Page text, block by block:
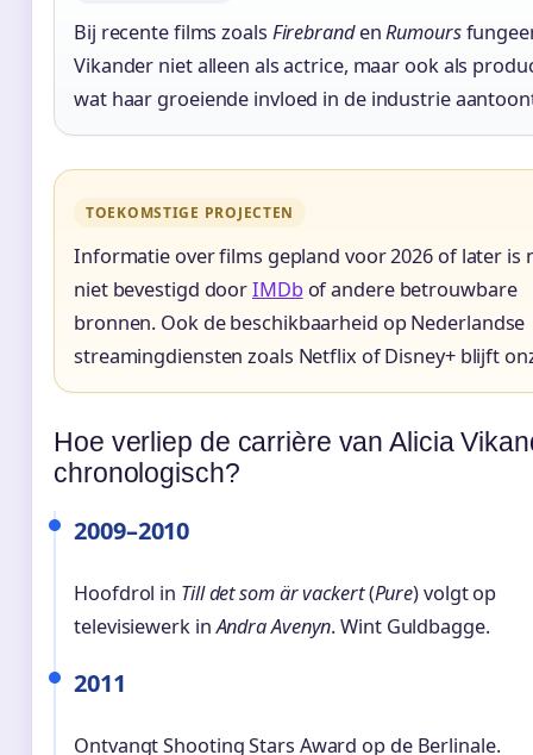
Bij recente films zoals FirebrandenRumours
Vikander niet alleen als actrice, maar ook als
wat haar groeiende invloed in de industrie
TOEKOMSTIGE PROJECTEN
Informatie over films gepland voor 2026 of later is
niet bevestigd doorIMDbof andere betrouwbare
bronnen. Ook de beschikbaarheid op Nederlandse
streamingdiensten zoals Netflix of Disney+ blijft
Hoe verliep de carrière van Alicia
chronologisch?
2009–2010
Hoofdrol in Till det som är vackert(Pure) volgt op
televisiewerk inAndra Avenyn. Wint Guldbagge.
2011
Ontvangt Shooting Stars Award op de Berlinale.